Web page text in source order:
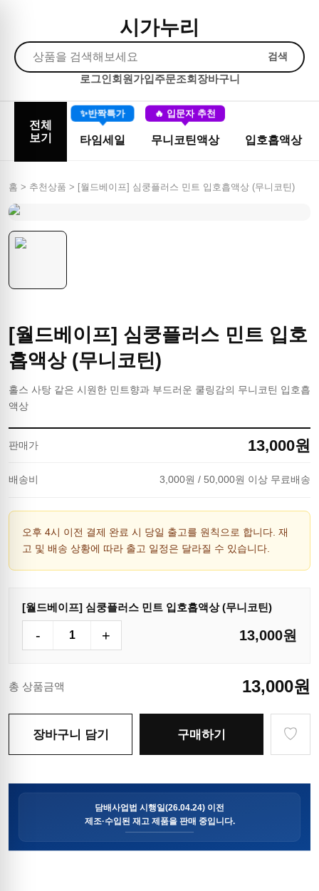
시가누리
검색
로그인회원가입주문조회장바구니
전체
보기
✨반짝특가
타임세일
🔥 입문자 추천
무니코틴액상 입호흡액상
홈 > 추천상품 > [월드베이프] 심쿵플러스 민트 입호흡액상 (무니코틴)
[월드베이프] 심쿵플러스 민트 입호
흡액상 (무니코틴)
홀스 사탕 같은 시원한 민트향과 부드러운 쿨링감의 무니코틴 입호흡
액상
판매가 13,000원
배송비 3,000원 / 50,000원 이상 무료배송
오후 4시 이전 결제 완료 시 당일 출고를 원칙으로 합니다. 재
고 및 배송 상황에 따라 출고 일정은 달라질 수 있습니다.
[월드베이프] 심쿵플러스 민트 입호흡액상 (무니코틴)
- + 13,000원
총 상품금액 13,000원
장바구니 담기 구매하기 ♡